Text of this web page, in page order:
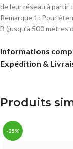
de leur réseau à partir
Remarque 1: Pour
B (jusqu’à 500 mètres
Informations
Expédition &
Produits
-25%